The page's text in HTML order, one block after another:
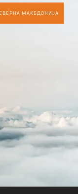
МАКЕДОНИЈА